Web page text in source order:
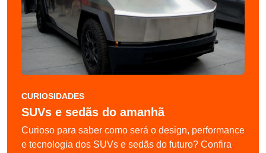
CURIOSIDADES
SUVs e sedãs do amanhã
Curioso para saber como será o design, performance
e tecnologia dos SUVs e sedãs do futuro? Confira